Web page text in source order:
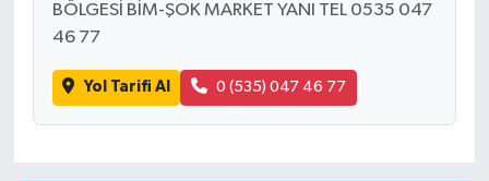
BÖLGESİ BİM-ŞOK MARKET YANI TEL 0535 047
46 77
Yol Tarifi Al 0 (535) 047 46 77